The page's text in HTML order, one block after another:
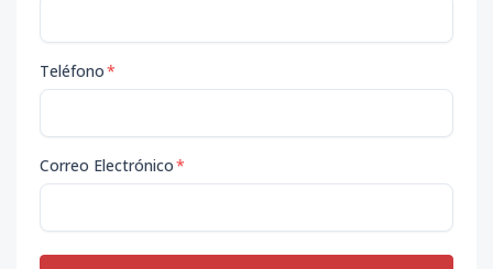
Teléfono*
Correo Electrónico*